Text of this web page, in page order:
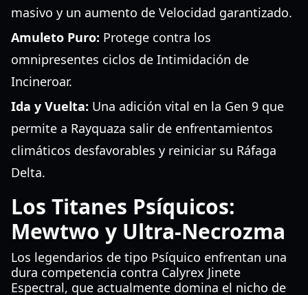
masivo y un aumento de Velocidad garantizado.
Amuleto Puro: Protege contra los
omnipresentes ciclos de Intimidación de
Incineroar.
Ida y Vuelta: Una adición vital en la Gen 9 que
permite a Rayquaza salir de enfrentamientos
climáticos desfavorables y reiniciar su Ráfaga
Delta.
Los Titanes Psíquicos:
Mewtwo y Ultra-Necrozma
Los legendarios de tipo Psíquico enfrentan una
dura competencia contra Calyrex Jinete
Espectral, que actualmente domina el nicho de